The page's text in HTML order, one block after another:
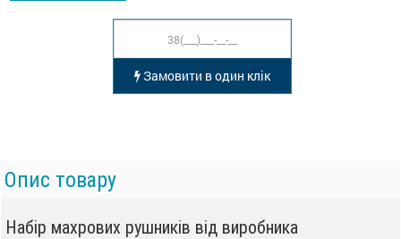
Замовити в один клік
Опис товару
Набір махрових рушників від виробника